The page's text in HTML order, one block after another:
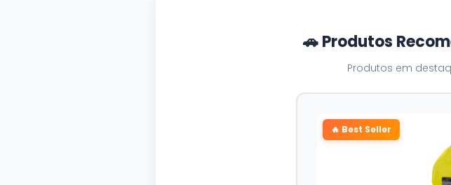
🚗 Produtos
Produtos em
🔥 Best Seller